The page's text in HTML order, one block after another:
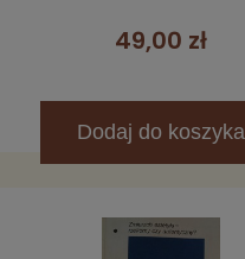
49,00 zł
Dodaj do koszyka